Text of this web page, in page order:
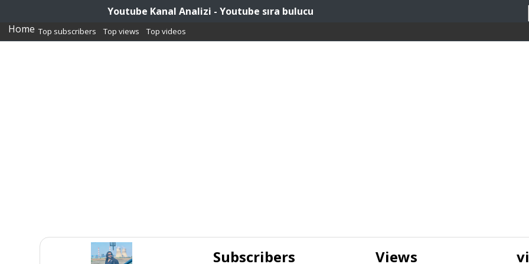
Youtube Kanal Analizi - Youtube sıra bulucu
Home Top subscribers Top views Top videos
Subscribers
Views